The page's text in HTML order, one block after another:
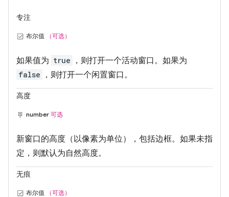
专注
布尔值 （可选）
如果值为 true ，则打开一个活动窗口。如果为
false ，则打开一个闲置窗口。
高度
number 可选
新窗口的高度（以像素为单位），包括边框。如果未指
定，则默认为自然高度。
无痕
布尔值 （可选）